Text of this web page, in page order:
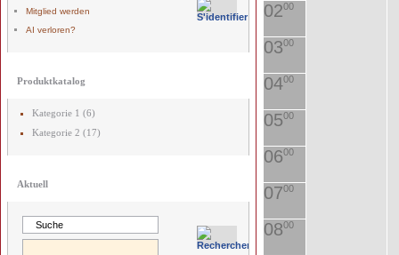
Mitglied werden
AI verloren?
Produktkatalog
Kategorie 1 (6)
Kategorie 2 (17)
Aktuell
0200
0300
0400
0500
0600
0700
0800